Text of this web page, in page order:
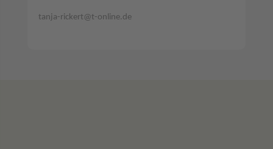
tanja-rickert@t-online.de